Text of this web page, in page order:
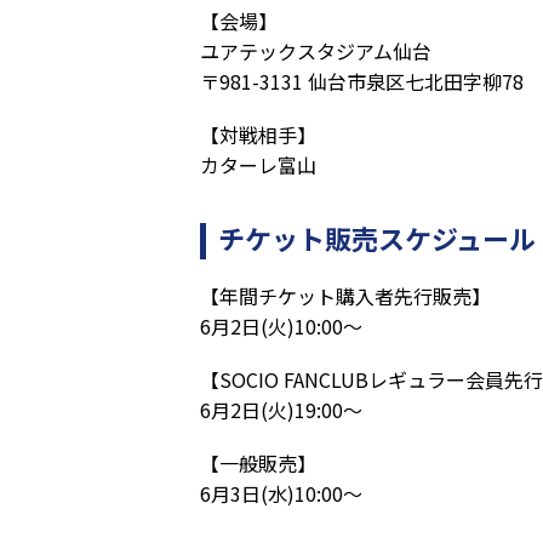
【会場】
ユアテックスタジアム仙台
〒981-3131 仙台市泉区七北田字柳78
【対戦相手】
カターレ富山
チケット販売スケジュール
【年間チケット購入者先行販売】
6月2日(火)10:00～
【SOCIO FANCLUBレギュラー会員先
6月2日(火)19:00〜
【一般販売】
6月3日(水)10:00〜